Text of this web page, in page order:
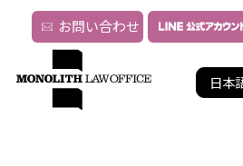
日本
お問い合わせ